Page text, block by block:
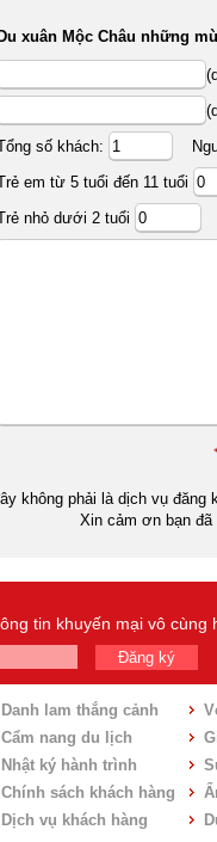
Du xuân Mộc Châu những
số khách:
em từ 5 tuổi đến 11 tuổi
nhỏ dưới 2 tuổi
không phải là dịch vụ
Xin cảm ơn bạn đã
tin khuyến mại vô cùng
Đăng ký
Danh lam thắng cảnh
Cẩm nang du lịch
Nhật ký hành trình
Chính sách khách hàng
Dịch vụ khách hàng